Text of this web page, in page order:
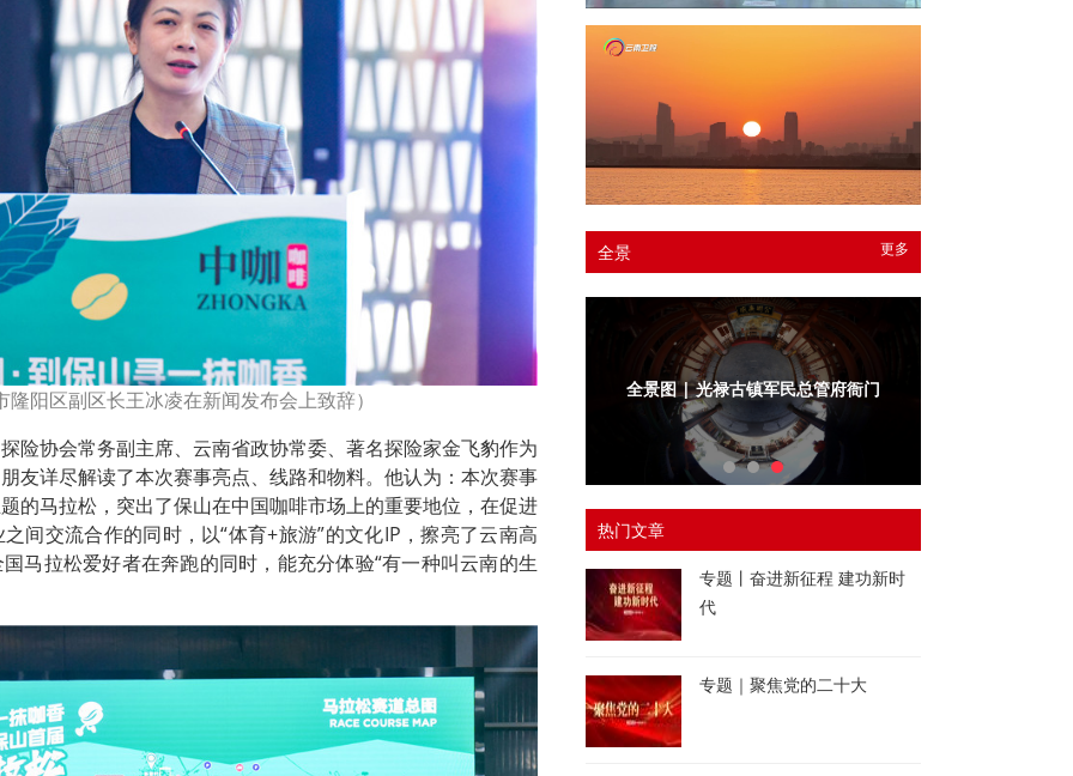
隆阳区副区长王冰凌在新闻发布会上致辞）
险协会常务副主席、云南省政协常委、著名探险家金飞豹作为
友详尽解读了本次赛事亮点、线路和物料。他认为：本次赛事
的马拉松，突出了保山在中国咖啡市场上的重要地位，在促进
间交流合作的同时，以“体育+旅游”的文化IP，擦亮了云南高
马拉松爱好者在奔跑的同时，能充分体验“有一种叫云南的生
更多
全景
全景图 | 光禄古镇军民总管府
热门文章
专题丨奋进新征程 建功新时
代
专题｜聚焦党的二十大